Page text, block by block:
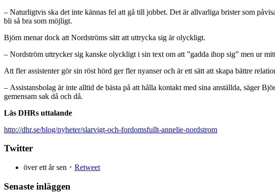
– Naturligtvis ska det inte kännas fel att gå till jobbet. Det är allvarliga brister som
bli så bra som möjligt.
Björn menar dock att Nordströms sätt att uttrycka sig är olyckligt.
– Nordström uttrycker sig kanske olyckligt i sin text om att ”gadda ihop sig” men ur
Att fler assistenter gör sin röst hörd ger fler nyanser och är ett sätt att skapa bättre
– Assistansbolag är inte alltid de bästa på att hålla kontakt med sina anställda, säger
gemensam sak då och då.
Läs DHRs uttalande
http://dhr.se/blog/nyheter/slarvigt-och-fordomsfullt-annelie-nordstrom
Twitter
över ett år sen ･ Retweet
Senaste inläggen